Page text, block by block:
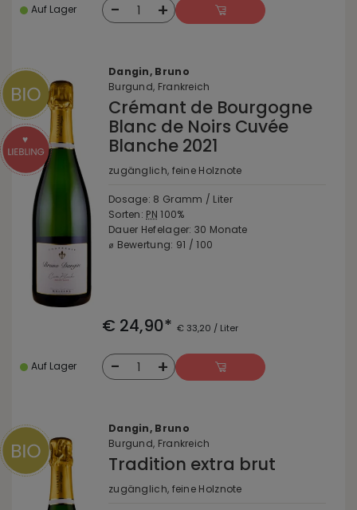
Auf Lager - 1 +
Dangin, Bruno
Burgund, Frankreich
Crémant de Bourgogne
Blanc de Noirs Cuvée
Blanche 2021
zugänglich, feine Holznote
Dosage: 8 Gramm / Liter
Sorten: PN 100%
Dauer Hefelager: 30 Monate
⌀ Bewertung: 91 / 100
€ 24,90* € 33,20 / Liter
Auf Lager - 1 +
Dangin, Bruno
Burgund, Frankreich
Tradition extra brut
zugänglich, feine Holznote